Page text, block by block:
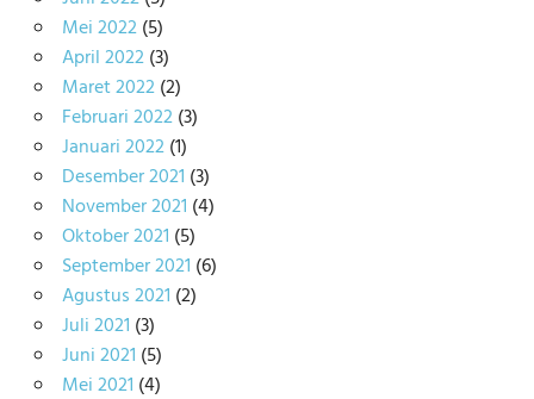
Mei 2022(5)
April 2022(3)
Maret 2022(2)
Februari 2022(3)
Januari 2022(1)
Desember 2021 (3)
November 2021 (4)
Oktober 2021 (5)
September 2021 (6)
Agustus 2021 (2)
Juli 2021 (3)
Juni 2021 (5)
Mei 2021 (4)